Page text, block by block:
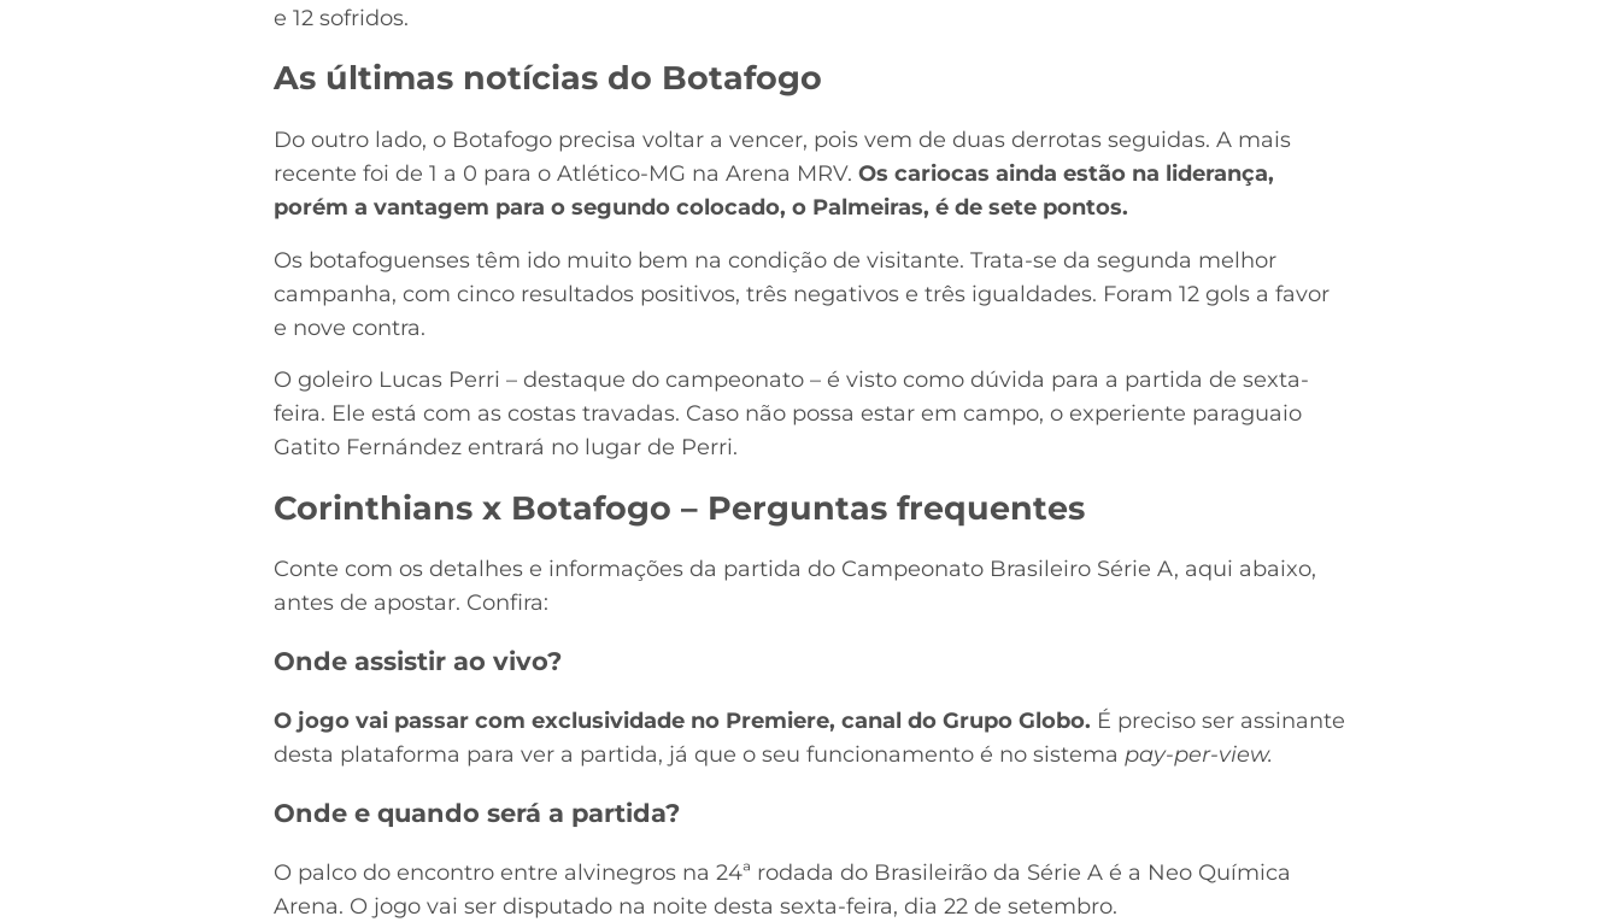
e 12 sofridos.
As últimas notícias do Botafogo
Do outro lado, o Botafogo precisa voltar a vencer, pois vem de duas derrotas seguidas. A mais
recente foi de 1 a 0 para o Atlético-MG na Arena MRV. Os cariocas ainda estão na liderança,
porém a vantagem para o segundo colocado, o Palmeiras, é de sete pontos.
Os botafoguenses têm ido muito bem na condição de visitante. Trata-se da segunda melhor
campanha, com cinco resultados positivos, três negativos e três igualdades. Foram 12 gols a favor
e nove contra.
O goleiro Lucas Perri – destaque do campeonato – é visto como dúvida para a partida de sexta-
feira. Ele está com as costas travadas. Caso não possa estar em campo, o experiente paraguaio
Gatito Fernández entrará no lugar de Perri.
Corinthians x Botafogo – Perguntas frequentes
Conte com os detalhes e informações da partida do Campeonato Brasileiro Série A, aqui abaixo,
antes de apostar. Confira:
Onde assistir ao vivo?
O jogo vai passar com exclusividade no Premiere, canal do Grupo Globo. É preciso ser assinante
desta plataforma para ver a partida, já que o seu funcionamento é no sistema pay-per-view.
Onde e quando será a partida?
O palco do encontro entre alvinegros na 24ª rodada do Brasileirão da Série A é a Neo Química
Arena. O jogo vai ser disputado na noite desta sexta-feira, dia 22 de setembro.